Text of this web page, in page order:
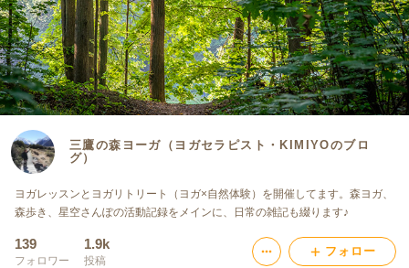
三鷹の森ヨーガ（ヨガセラピスト・KIMIYOのブロ
グ）
ヨガレッスンとヨガリトリート（ヨガ×自然体験）を開催してます。森ヨガ、
森歩き、星空さんぽの活動記録をメインに、日常の雑記も綴ります♪
139
フォロワー
1.9k
投稿
フォロー